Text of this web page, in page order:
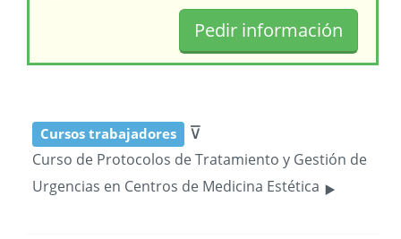
Cursos trabajadores ⊽
Curso de Protocolos de Tratamiento y Gestión de
Urgencias en Centros de Medicina Estética ‣